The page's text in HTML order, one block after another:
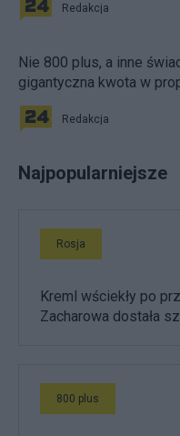
Redakcja
Nie 800 plus, a inne
gigantyczna kwota w
Redakcja
Najpopularniejsze
Rosja
Kreml wściekły po
Zacharowa dostała
800 plus